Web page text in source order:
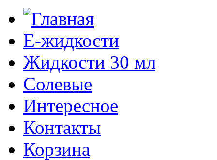
Е-жидкости
Жидкости 30 мл
Солевые
Интересное
Контакты
Корзина